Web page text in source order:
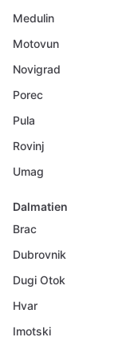
Medulin
Motovun
Novigrad
Porec
Pula
Rovinj
Umag
Dalmatien
Brac
Dubrovnik
Dugi Otok
Hvar
Imotski